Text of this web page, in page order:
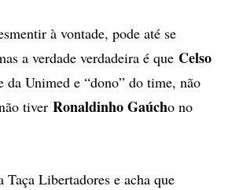
compartilhamento
à vontade, pode até se
a verdade verdadeira é que Celso
da Unimed e “dono” do time, não
tiver Ronaldinho Gaúcho no
Taça Libertadores e acha que